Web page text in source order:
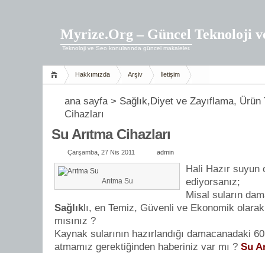
Myrize.Org – Güncel Teknoloji
Teknoloji ve Seo konularında güncel makaleler.
Hakkımızda Arşiv İletişim
ana sayfa> Sağlık,Diyet ve Zayıflama, Ürün
Cihazları
Su Arıtma Cihazları
Çarşamba, 27 Nis 2011 admin
Arıtma Su
Hali Hazır suyun
ediyorsanız;
Misal suların
Sağlıklı, en Temiz, Güvenli ve Ekonomik
mısınız ?
Kaynak sularının hazırlandığı damacanadaki
atmamız gerektiğinden haberiniz var mı ? Su